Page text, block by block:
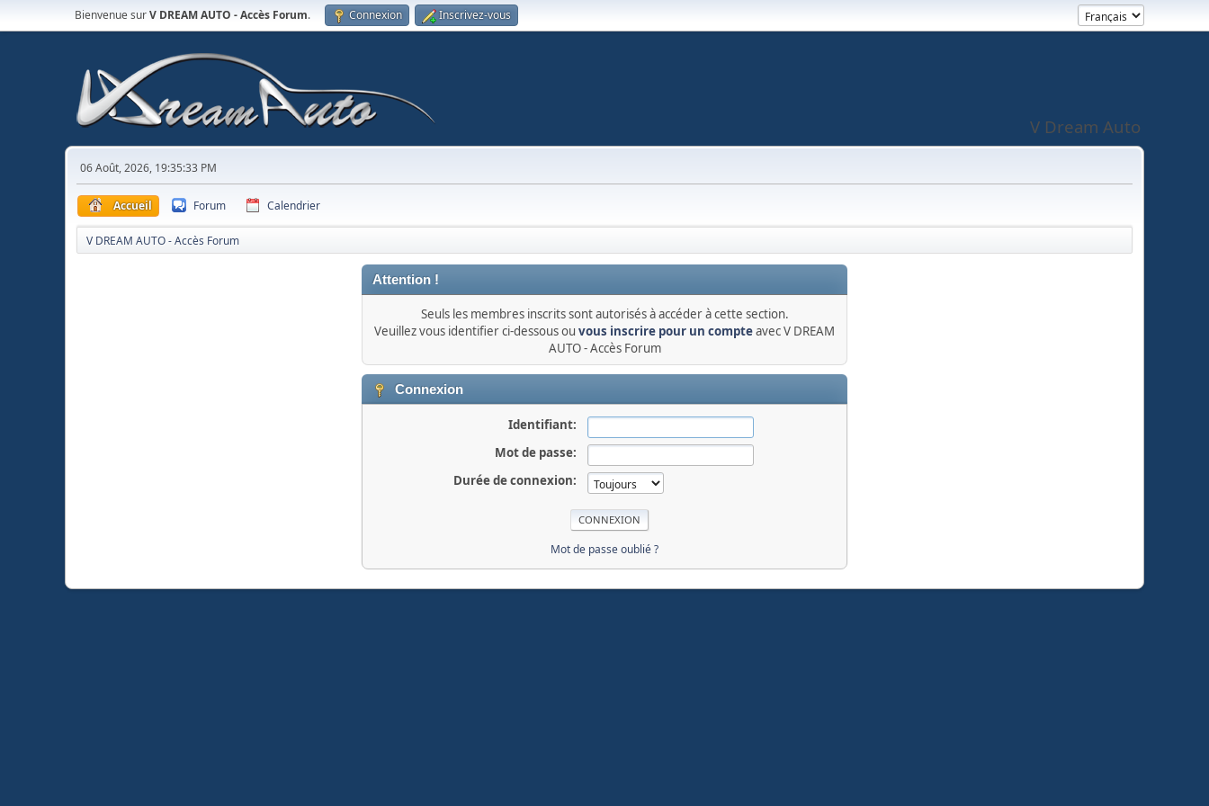
Bienvenue surV DREAM AUTO - Accès Forum. Connexion Inscrivez-vous
V Dream Auto
06 Août, 2026, 19:35:33 PM
Accueil Forum Calendrier
V DREAM AUTO - Accès Forum
Attention !
Seuls les membres inscrits sont autorisés à accéder à cette section.
Veuillez vous identifier ci-dessous ou vous inscrire pour un compteavec V DREAM
AUTO - Accès Forum
Connexion
Identifiant:
Mot de passe:
Durée de connexion:
Mot de passe oublié ?